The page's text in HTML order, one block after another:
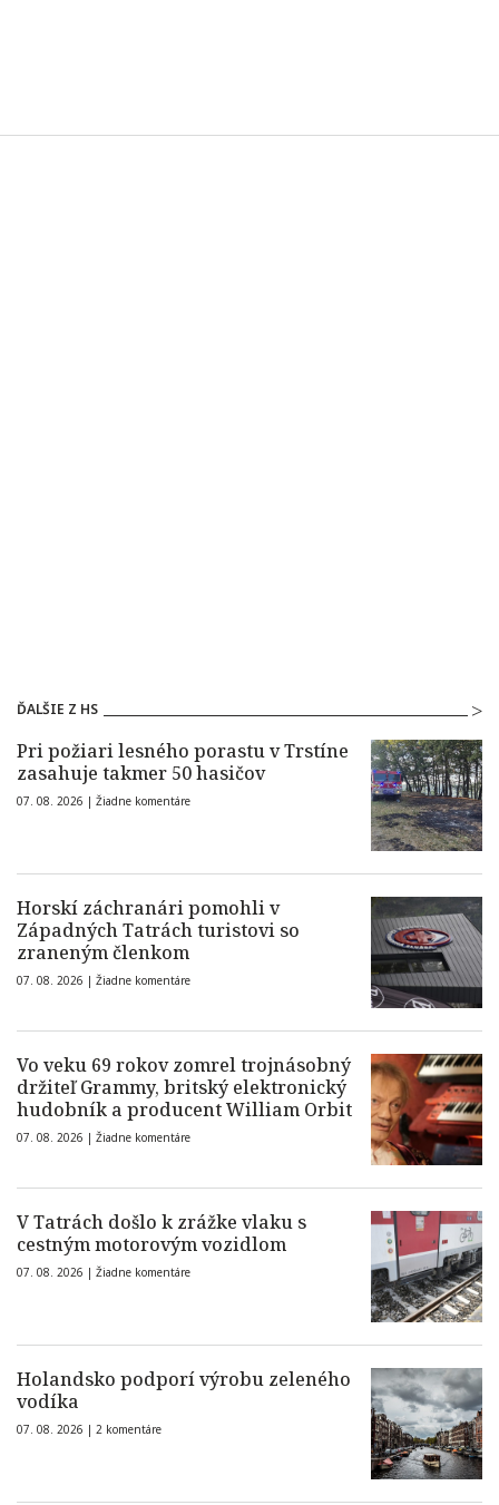
ĎALŠIE Z HS
Pri požiari lesného porastu v Trstíne
zasahuje takmer 50 hasičov
07. 08. 2026 | Žiadne komentáre
Horskí záchranári pomohli v
Západných Tatrách turistovi so
zraneným členkom
07. 08. 2026 | Žiadne komentáre
Vo veku 69 rokov zomrel trojnásobný
držiteľ Grammy, britský elektronický
hudobník a producent William Orbit
07. 08. 2026 | Žiadne komentáre
V Tatrách došlo k zrážke vlaku s
cestným motorovým vozidlom
07. 08. 2026 | Žiadne komentáre
Holandsko podporí výrobu zeleného
vodíka
07. 08. 2026 | 2 komentáre